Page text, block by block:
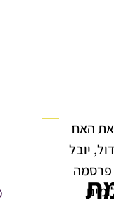
האח
יובל
פרסמה